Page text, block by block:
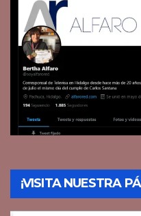
¡VISITA NUESTRA